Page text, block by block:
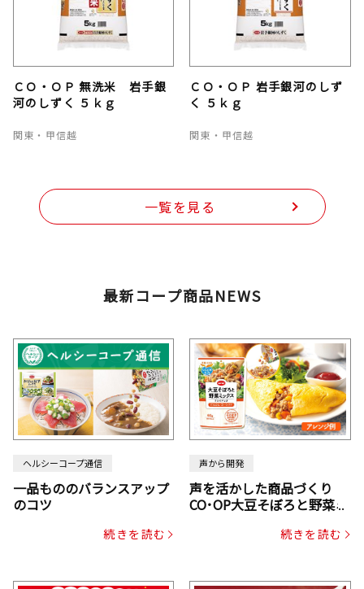
ＣＯ・ＯＰ 無洗米 岩手銀
河のしずく ５ｋｇ
関東・甲信越
ＣＯ・ＯＰ 岩手銀河のしず
く ５ｋｇ
関東・甲信越
一覧を見る
最新コープ商品NEWS
ヘルシーコープ通信
一品もののバランスアップ
のコツ
続きを読む
声から開発
声を活かした商品づくり
CO･OP大豆そぼろと野菜ミ
じん・コーン入り）続きを読む